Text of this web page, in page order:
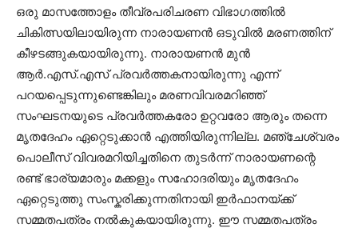
ഒരു മാസത്തോളം തീവ്രപരിചരണ വിഭാഗത്തിൽ
ചികിത്സയിലായിരുന്ന നാരായണൻ ഒടുവിൽ മരണത്തിന്
കീഴടങ്ങുകയായിരുന്നു. നാരായണൻ മുൻ
ആർ.എസ്.എസ് പ്രവർത്തകനായിരുന്നു എന്ന്
പറയപ്പെടുന്നുണ്ടെങ്കിലും മരണവിവരമറിഞ്ഞ്
സംഘടനയുടെ പ്രവർത്തകരോ ഉറ്റവരോ ആരും തന്നെ
മൃതദേഹം ഏറ്റെടുക്കാൻ എത്തിയിരുന്നില്ല. മഞ്ചേശ്വരം
പൊലീസ് വിവരമറിയിച്ചതിനെ തുടർന്ന് നാരായണന്റെ
രണ്ട് ഭാര്യമാരും മക്കളും സഹോദരിയും മൃതദേഹം
ഏറ്റെടുത്തു സംസ്കരിക്കുന്നതിനായി ഇർഫാനയ്ക്ക്
സമ്മതപത്രം നൽകുകയായിരുന്നു. ഈ സമ്മതപത്രം